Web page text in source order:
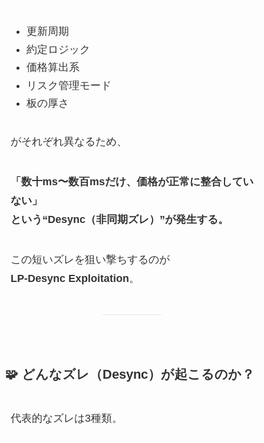
更新周期
約定ロジック
価格算出系
リスク管理モード
板の厚さ
がそれぞれ異なるため、
「数十ms〜数百msだけ、価格が正常に整合してい
ない」
という“Desync（非同期ズレ）”が発生する。
この短いズレを狙い撃ちするのが
LP-Desync Exploitation。
🧩 どんなズレ（Desync）が起こるのか？
代表的なズレは3種類。